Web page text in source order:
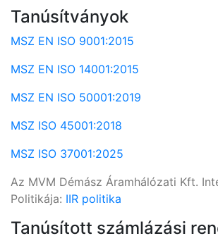
Tanúsítványok
MSZ EN ISO 9001:2015
MSZ EN ISO 14001:2015
MSZ EN ISO 50001:2019
MSZ ISO 45001:2018
MSZ ISO 37001:2025
Az MVM Démász Áramhálózati Kft.
Politikája: IIR politika
Tanúsított számlázási